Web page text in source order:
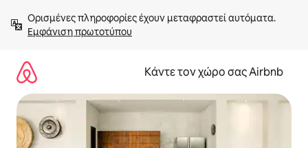
στο
περιεχόμενοΕμφάνιση πρωτοτύπου
Κάντε τον χώρο σας Airbnb